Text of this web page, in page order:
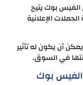
الفيس بوك يتيح
الإعلانية
أن يكون له تأثير
في السوق.
بوك